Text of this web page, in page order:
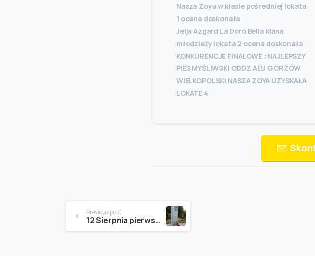
Nasza Zoya w klasie pośredniej lokata
1 ocena doskonała
Jelja Azgard La Doro Bella klasa
młodzieży lokata 2 ocena doskonała
KONKURENCJE FINAŁOWE : NAJLEPSZY
PIES MYŚLIWSKI ODDZIAŁU GORZÓW
WIELKOPOLSKI NASZA ZOYA UZYSKAŁA
LOKATE 4
Continue
Reading
Previous post
12 Sierpnia pierwsza nasza tak daleka wystawa w LITWIE DRUSKIENNIKI